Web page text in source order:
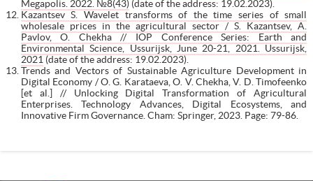
Megapolis. 2022. №8(43)(date of the address: 19.02.2023).
Kazantsev S. Wavelet transforms of the time series of small
wholesale prices in the agricultural sector / S. Kazantsev, A.
Pavlov, O. Chekha // IOP Conference Series: Earth and
Environmental Science, Ussurijsk, June 20-21, 2021. Ussurijsk,
2021 (date of the address: 19.02.2023).
Trends and Vectors of Sustainable Agriculture Development in
Digital Economy / O. G. Karataeva, O. V. Chekha, V. D. Timofeenko
[et al.] // Unlocking Digital Transformation of Agricultural
Enterprises. Technology Advances, Digital Ecosystems, and
Innovative Firm Governance. Cham: Springer, 2023. Page: 79-86.